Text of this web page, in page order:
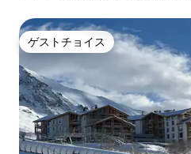
ゲストチョイス
ゲストチョイス